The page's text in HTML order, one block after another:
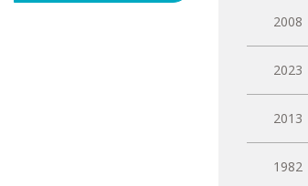
2008
2023
2013
1982